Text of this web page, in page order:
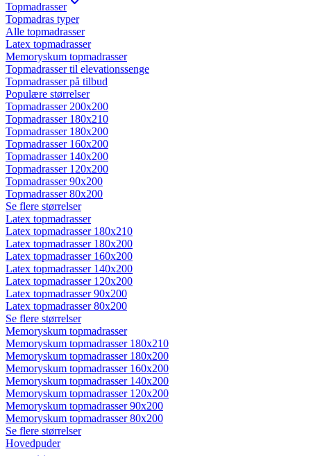
Topmadrasser
Topmadras typer
Alle topmadrasser
Latex topmadrasser
Memoryskum topmadrasser
Topmadrasser til elevationssenge
Topmadrasser på tilbud
Populære størrelser
Topmadrasser 200x200
Topmadrasser 180x210
Topmadrasser 180x200
Topmadrasser 160x200
Topmadrasser 140x200
Topmadrasser 120x200
Topmadrasser 90x200
Topmadrasser 80x200
Se flere størrelser
Latex topmadrasser
Latex topmadrasser 180x210
Latex topmadrasser 180x200
Latex topmadrasser 160x200
Latex topmadrasser 140x200
Latex topmadrasser 120x200
Latex topmadrasser 90x200
Latex topmadrasser 80x200
Se flere størrelser
Memoryskum topmadrasser
Memoryskum topmadrasser 180x210
Memoryskum topmadrasser 180x200
Memoryskum topmadrasser 160x200
Memoryskum topmadrasser 140x200
Memoryskum topmadrasser 120x200
Memoryskum topmadrasser 90x200
Memoryskum topmadrasser 80x200
Se flere størrelser
Hovedpuder